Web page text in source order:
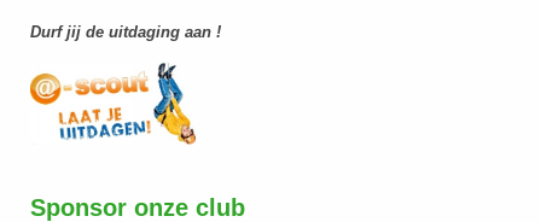
Durf jij de uitdaging aan !
Sponsor onze club